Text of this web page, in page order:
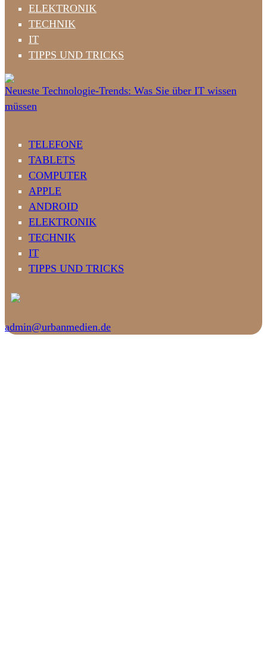
ELEKTRONIK
TECHNIK
IT
TIPPS UND TRICKS
Neueste Technologie-Trends: Was Sie über IT wissen
müssen
TELEFONE
TABLETS
COMPUTER
APPLE
ANDROID
ELEKTRONIK
TECHNIK
IT
TIPPS UND TRICKS
admin@urbanmedien.de